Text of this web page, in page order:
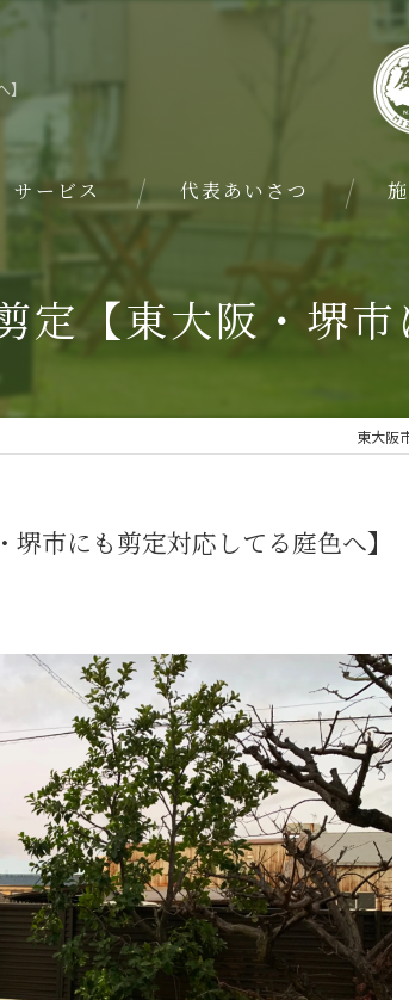
サービス 代表あいさつ
定【東大阪・堺市
東大阪
市にも剪定対応してる庭色へ】